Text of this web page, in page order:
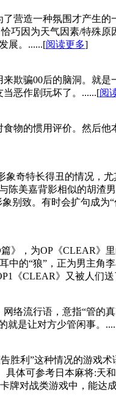
营造一种氛围才产生
因为天气因素/特殊
展。......[阅读更多]
欺骗00后的脑洞。就
恶作剧玩坏了。......[阅
物的惯用评价。然后
奇特长得丑的情况，
美嘉背影相似的胡渣
别致。有时会扩句成
，为OP《CLEAR》里
的“狼”，正为男主角
《CLEAR》又被人们送
络流行语，意指“管的
就是让对方少管闲事。
利”这种情况的游戏
体可参考日本麻将:天
牌对战类游戏中，能